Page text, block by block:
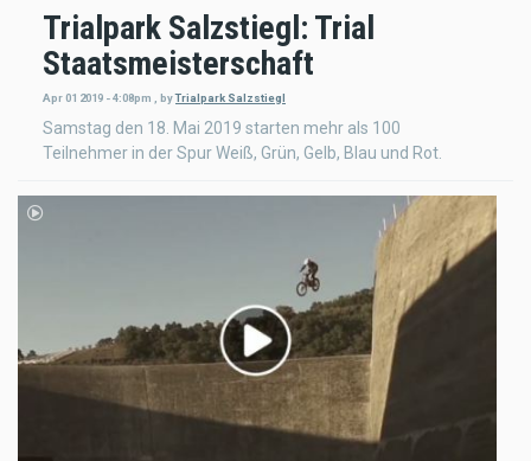
Trialpark Salzstiegl: Trial
Staatsmeisterschaft
Apr 01 2019 - 4:08pm , byTrialpark Salzstiegl
Samstag den 18. Mai 2019 starten mehr als 100
Teilnehmer in der Spur Weiß, Grün, Gelb, Blau und Rot.